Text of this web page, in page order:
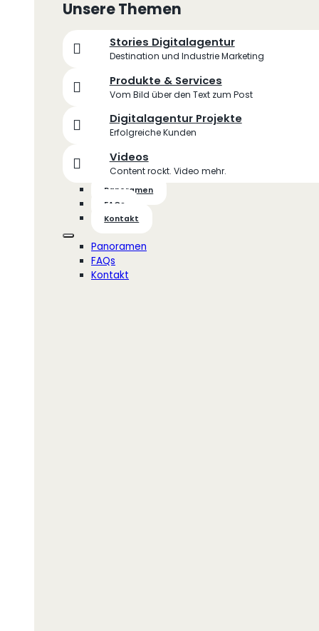
Unsere Themen
Stories Digitalagentur
Destination und Industrie Marketing
Produkte & Services
Vom Bild über den Text zum Post
Digitalagentur Projekte
Erfolgreiche Kunden
Videos
Content rockt. Video mehr.
Panoramen
FAQs
Kontakt
Panoramen
FAQs
Kontakt